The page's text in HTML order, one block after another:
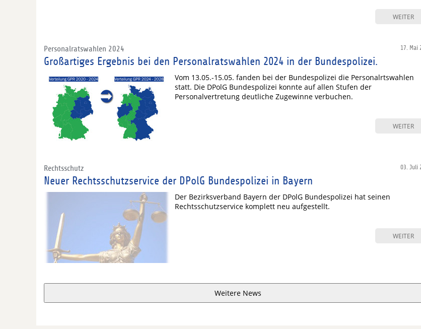
WEITER
17. Mai
Personalratswahlen 2024
Großartiges Ergebnis bei den Personalratswahlen 2024 in der Bundespolizei.
Vom 13.05.-15.05. fanden bei der Bundespolizei die Personalrtswahlen
statt. Die DPolG Bundespolizei konnte auf allen Stufen der
Personalvertretung deutliche Zugewinne verbuchen.
WEITER
03. Juli
Rechtsschutz
Neuer Rechtsschutzservice der DPolG Bundespolizei in Bayern
Der Bezirksverband Bayern der DPolG Bundespolizei hat seinen
Rechtsschutzservice komplett neu aufgestellt.
WEITER
Weitere News